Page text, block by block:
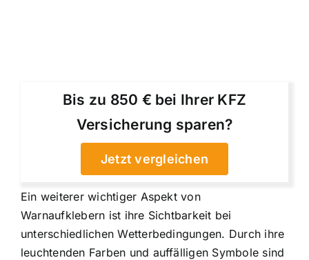
Bis zu 850 € bei Ihrer KFZ
Versicherung sparen?
Jetzt vergleichen
Ein weiterer wichtiger Aspekt von
Warnaufklebern ist ihre Sichtbarkeit bei
unterschiedlichen Wetterbedingungen. Durch ihre
leuchtenden Farben und auffälligen Symbole sind